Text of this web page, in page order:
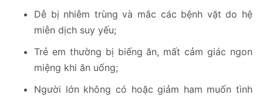
Dễ bị nhiễm trùng và mắc các bệnh vặt do hệ
miễn dịch suy yếu;
Trẻ em thường bị biếng ăn, mất cảm giác ngon
miệng khi ăn uống;
Người lớn không có hoặc giảm ham muốn tình